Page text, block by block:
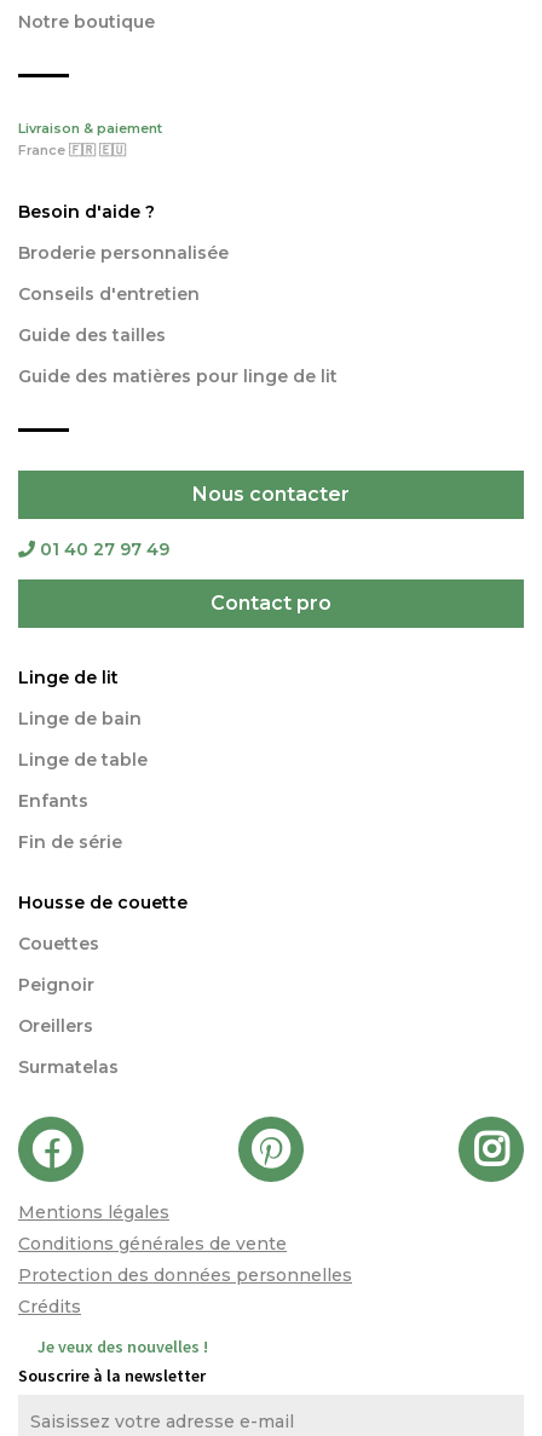
Notre boutique
Livraison & paiement
France 🇫🇷 🇪🇺
Besoin d'aide ?
Broderie personnalisée
Conseils d'entretien
Guide des tailles
Guide des matières pour linge de lit
Nous contacter
01 40 27 97 49
Contact pro
Linge de lit
Linge de bain
Linge de table
Enfants
Fin de série
Housse de couette
Couettes
Peignoir
Oreillers
Surmatelas
Mentions légales
Conditions générales de vente
Protection des données personnelles
Crédits
Je veux des nouvelles !
Souscrire à la newsletter